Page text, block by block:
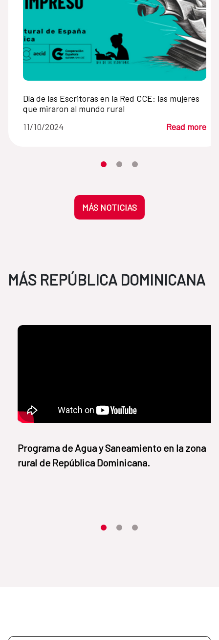
Día de las Escritoras en la Red CCE: las mujeres
que miraron al mundo rural
11/10/2024
Read more
Moves the carousel to its element
Moves the carousel to its
Moves the carousel to its
MÁS NOTICIAS
MÁS REPÚBLICA DOMINICANA
​​​​​​Programa de Agua y Saneamiento en la zona
rural de República Dominicana.
Item 1Item2Item3